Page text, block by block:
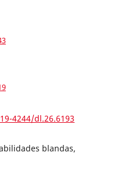
4244/dl.26.6193
blandas,